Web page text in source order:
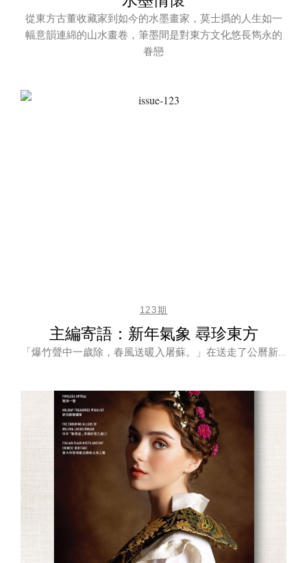
從東方古董收藏家到如今的水墨畫家，莫士撝的人生如一
幅意韻連綿的山水畫卷，筆墨間是對東方文化悠長雋永的
眷戀
123期
主編寄語：新年氣象 尋珍東方
「爆竹聲中一歲除，春風送暖入屠蘇。」在送走了公曆新…